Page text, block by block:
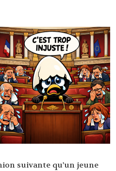
suivante qu'un jeune